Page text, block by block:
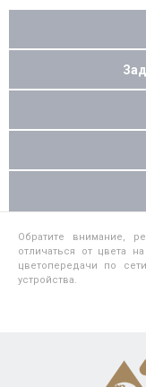
Обратите внимание,
отличаться от цвета
цветопередачи по
устройства.